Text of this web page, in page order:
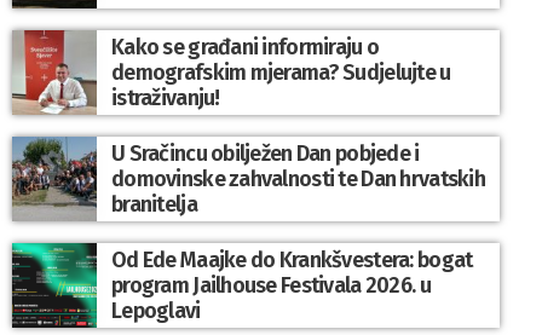
Kako se građani informiraju o
demografskim mjerama? Sudjelujte u
istraživanju!
U Sračincu obilježen Dan pobjede i
domovinske zahvalnosti te Dan hrvatskih
branitelja
Od Ede Maajke do Krankšvestera: bogat
program Jailhouse Festivala 2026. u
Lepoglavi